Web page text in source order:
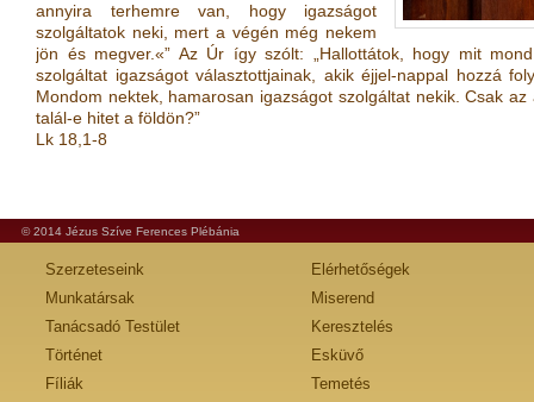
annyira terhemre van, hogy igazságot
szolgáltatok neki, mert a végén még nekem
jön és megver.«” Az Úr így szólt: „Hallottátok, hogy mit
szolgáltat igazságot választottjainak, akik éjjel-nappal hozzá
Mondom nektek, hamarosan igazságot szolgáltat nekik. Csak
talál-e hitet a földön?”
Lk 18,1-8
© 2014 Jézus Szíve Ferences Plébánia
Szerzeteseink
Munkatársak
Tanácsadó Testület
Történet
Fíliák
Elérhetőségek
Miserend
Keresztelés
Esküvő
Temetés